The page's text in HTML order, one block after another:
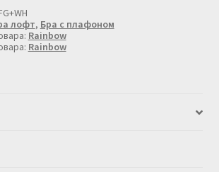
лофт, Бра с плафоном
Rainbow
Rainbow